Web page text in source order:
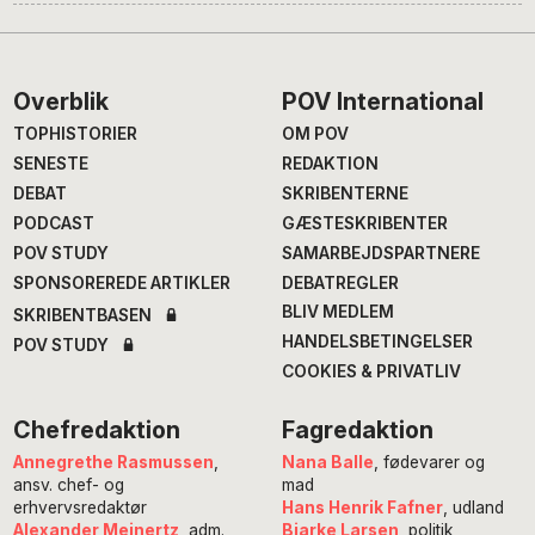
Footer
Overblik
TOPHISTORIER
SENESTE
DEBAT
PODCAST
POV STUDY
SPONSOREREDE ARTIKLER
SKRIBENTBASEN
POV STUDY
POV International
OM POV
REDAKTION
SKRIBENTERNE
GÆSTESKRIBENTER
SAMARBEJDSPARTNERE
DEBATREGLER
BLIV MEDLEM
HANDELSBETINGELSER
COOKIES & PRIVATLIV
Chefredaktion
Annegrethe Rasmussen
ansv. chef- og
erhvervsredaktør
Alexander Meinertz , adm.
Fagredaktion
Nana Balle , fødevarer og
mad
Hans Henrik Fafner, udland
Bjarke Larsen , politik